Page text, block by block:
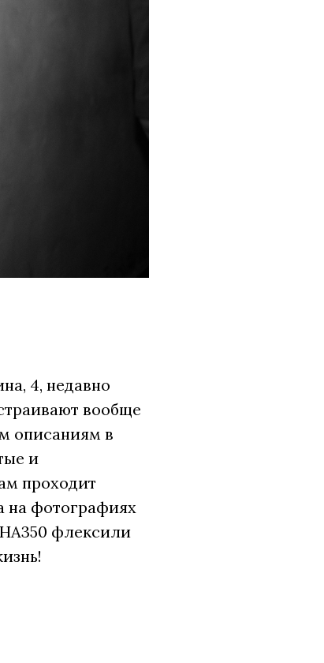
4, недавно
вообще
описаниям в
и
проходит
на фотографиях
флексили